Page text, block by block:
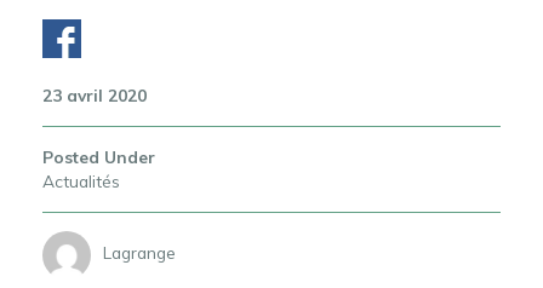
23 avril 2020
Posted Under
Actualités
Lagrange